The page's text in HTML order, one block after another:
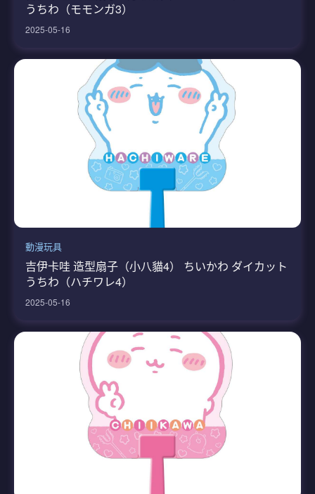
うちわ（モモンガ3）
2025-05-16
動漫玩具
吉伊卡哇 造型扇子（小八貓4） ちいかわ ダイカット
うちわ（ハチワレ4）
2025-05-16